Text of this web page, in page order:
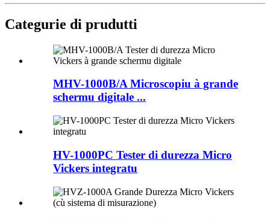
Categurie di prudutti
MHV-1000B/A Microscopiu à grande
schermu digitale ...
HV-1000PC Tester di durezza Micro
Vickers integratu